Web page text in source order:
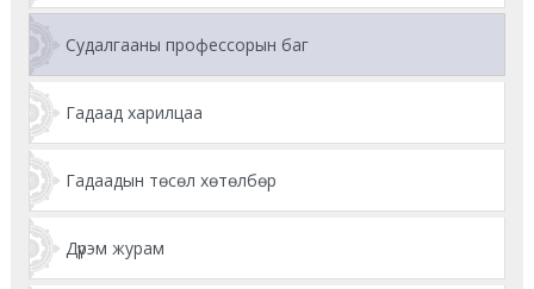
Судалгааны профессорын баг
Гадаад харилцаа
Гадаадын төсөл хөтөлбөр
Дүрэм журам